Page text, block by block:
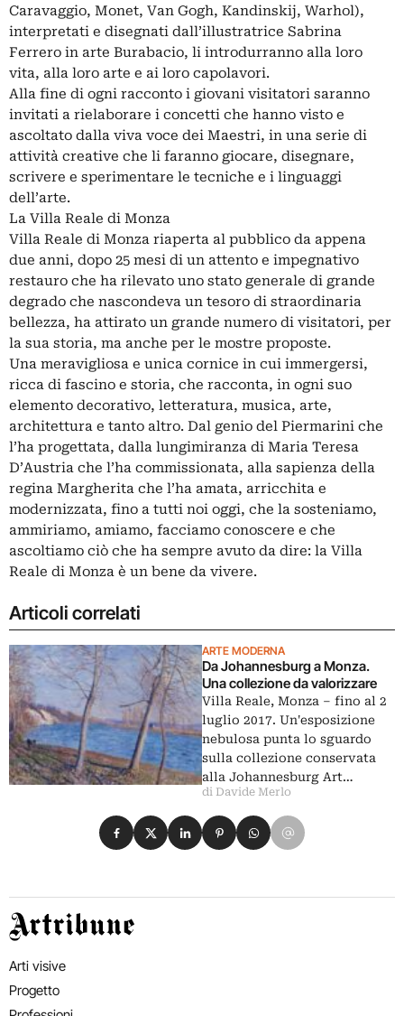
Caravaggio, Monet, Van Gogh, Kandinskij, Warhol),
interpretati e disegnati dall’illustratrice Sabrina
Ferrero in arte Burabacio, li introdurranno alla loro
vita, alla loro arte e ai loro capolavori.
Alla fine di ogni racconto i giovani visitatori saranno
invitati a rielaborare i concetti che hanno visto e
ascoltato dalla viva voce dei Maestri, in una serie di
attività creative che li faranno giocare, disegnare,
scrivere e sperimentare le tecniche e i linguaggi
dell’arte.
La Villa Reale di Monza
Villa Reale di Monza riaperta al pubblico da appena
due anni, dopo 25 mesi di un attento e impegnativo
restauro che ha rilevato uno stato generale di grande
degrado che nascondeva un tesoro di straordinaria
bellezza, ha attirato un grande numero di visitatori, per
la sua storia, ma anche per le mostre proposte.
Una meravigliosa e unica cornice in cui immergersi,
ricca di fascino e storia, che racconta, in ogni suo
elemento decorativo, letteratura, musica, arte,
architettura e tanto altro. Dal genio del Piermarini che
l’ha progettata, dalla lungimiranza di Maria Teresa
D’Austria che l’ha commissionata, alla sapienza della
regina Margherita che l’ha amata, arricchita e
modernizzata, fino a tutti noi oggi, che la sosteniamo,
ammiriamo, amiamo, facciamo conoscere e che
ascoltiamo ciò che ha sempre avuto da dire: la Villa
Reale di Monza è un bene da vivere.
Articoli correlati
ARTE MODERNA
Da Johannesburg a Monza.
Una collezione da valorizzare
Villa Reale, Monza – fino al 2
luglio 2017. Un'esposizione
nebulosa punta lo sguardo
sulla collezione conservata
alla Johannesburg Art…
di Davide Merlo
Condividi su Facebook
Condividi su X
Condividi su LinkedIn
Condividi su Pinterest
Condividi su WhatsApp
Condividi su Email
Artribune
Arti visive
Progetto